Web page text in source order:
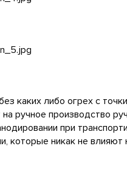
каких либо огрех с
ручное производство
при
которые никак не влияют